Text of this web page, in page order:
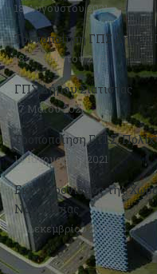
18 Αυγούστου 2021
Τροποποίήση ΓΠΣ Δήμου
18 Αυγούστου 2021
ΓΠΣ Δήμου Σιάτιστας
17 Μαΐου 2021
Τροποποίηση Γ.Π.Σ.
14 Ιανουαρίου 2021
Εκσυγχρονισμός της
Νομοθεσίας
14 Δεκεμβρίου 2020